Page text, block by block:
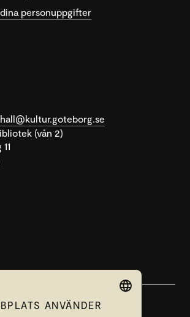
personuppgifter
(vån 2)
SWEDISH
ANVÄNDER